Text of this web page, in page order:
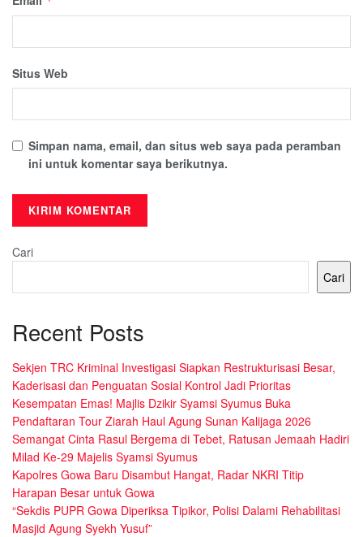
Situs Web
Simpan nama, email, dan situs web saya pada peramban
ini untuk komentar saya berikutnya.
Cari
Cari
Recent Posts
Sekjen TRC Kriminal Investigasi Siapkan Restrukturisasi Besar,
Kaderisasi dan Penguatan Sosial Kontrol Jadi Prioritas
Kesempatan Emas! Majlis Dzikir Syamsi Syumus Buka
Pendaftaran Tour Ziarah Haul Agung Sunan Kalijaga 2026
Semangat Cinta Rasul Bergema di Tebet, Ratusan Jemaah Hadiri
Milad Ke-29 Majelis Syamsi Syumus
Kapolres Gowa Baru Disambut Hangat, Radar NKRI Titip
Harapan Besar untuk Gowa
“Sekdis PUPR Gowa Diperiksa Tipikor, Polisi Dalami Rehabilitasi
Masjid Agung Syekh Yusuf”